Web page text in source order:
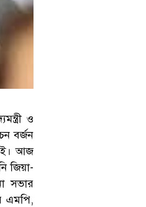
ও
বর্জন
আজ
জিয়া-
সভার
এমপি,